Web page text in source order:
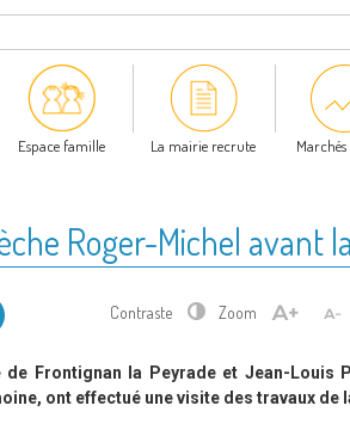
Espace famille La mairie recrute
Roger-Michel avant
Contraste Zoom
Frontignan la Peyrade et Jean-Louis
ont effectué une visite des travaux de